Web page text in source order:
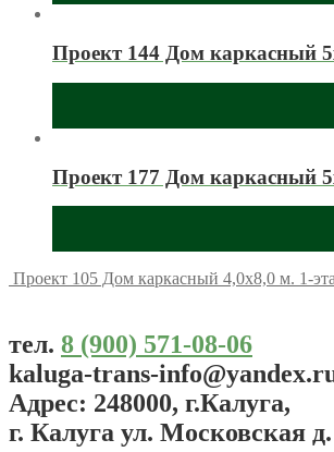
Проект 144 Дом каркасный
Проект 177 Дом каркасный
Проект 105 Дом каркасный 4,0х8,0 м. 1-
тел. 8 (900) 571-08-06
kaluga-trans-
Адрес: 248000, г.Калуга,
г. Калуга ул. Московская